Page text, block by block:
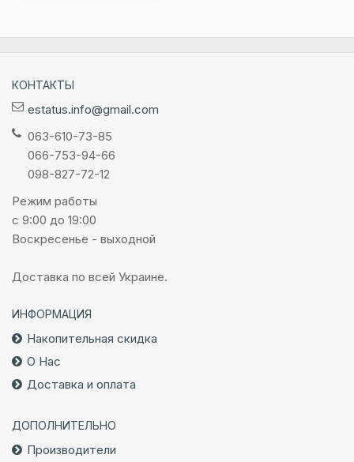
КОНТАКТЫ
estatus.info@gmail.com
063-610-73-85
066-753-94-66
098-827-72-12
Режим работы
с 9:00 до 19:00
Воскресенье - выходной
Доставка по всей Украине.
ИНФОРМАЦИЯ
Накопительная скидка
О Нас
Доставка и оплата
ДОПОЛНИТЕЛЬНО
Производители